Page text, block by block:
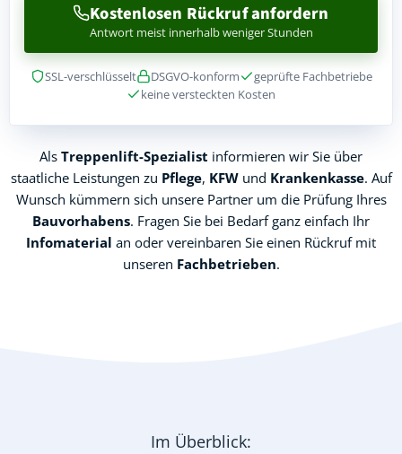
Kostenlosen Rückruf anfordern
Antwort meist innerhalb weniger Stunden
SSL-verschlüsselt DSGVO-konform
geprüfte Fachbetriebe
keine versteckten Kosten
Als Treppenlift-Spezialist informieren wir Sie über
staatliche Leistungen zu Pflege, KFWund Krankenkasse. Auf
Wunsch kümmern sich unsere Partner um die Prüfung Ihres
Bauvorhabens. Fragen Sie bei Bedarf ganz einfach Ihr
Infomaterial an oder vereinbaren Sie einen Rückruf mit
unseren Fachbetrieben.
Im Überblick: